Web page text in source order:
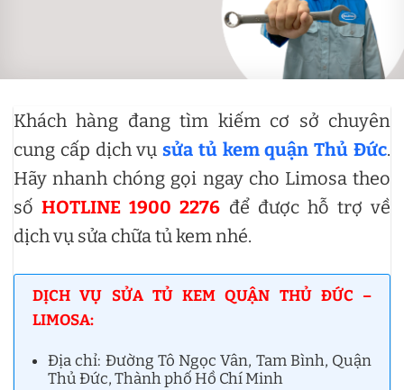
Khách hàng đang tìm kiếm cơ sở chuyên
cung cấp dịch vụsửa tủ kem quận Thủ Đức.
Hãy nhanh chóng gọi ngay cho Limosa theo
sốHOTLINE 1900 2276 để được hỗ trợ về
dịch vụ sửa chữa tủ kem nhé.
DỊCH VỤ SỬA TỦ KEM QUẬN THỦ ĐỨC –
LIMOSA:
Địa chỉ: Đường Tô Ngọc Vân, Tam Bình, Quận
Thủ Đức, Thành phố Hồ Chí Minh